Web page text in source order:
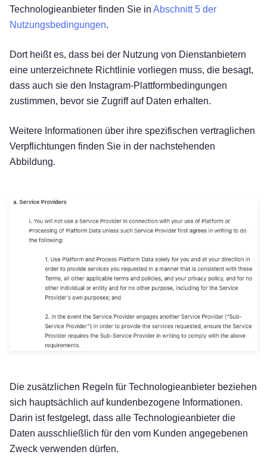
Technologieanbieter finden Sie in Abschnitt 5 der
Nutzungsbedingungen.
Dort heißt es, dass bei der Nutzung von Dienstanbietern
eine unterzeichnete Richtlinie vorliegen muss, die besagt,
dass auch sie den Instagram-Plattformbedingungen
zustimmen, bevor sie Zugriff auf Daten erhalten.
Weitere Informationen über ihre spezifischen vertraglichen
Verpflichtungen finden Sie in der nachstehenden
Abbildung.
Die zusätzlichen Regeln für Technologieanbieter beziehen
sich hauptsächlich auf kundenbezogene Informationen.
Darin ist festgelegt, dass alle Technologieanbieter die
Daten ausschließlich für den vom Kunden angegebenen
Zweck verwenden dürfen.